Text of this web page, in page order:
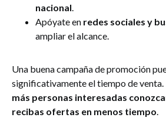
nacional.
Apóyate en redes sociales y
ampliar el alcance.
Una buena campaña de promoción
significativamente el tiempo de
más personas interesadas
recibas ofertas en menos tiempo.